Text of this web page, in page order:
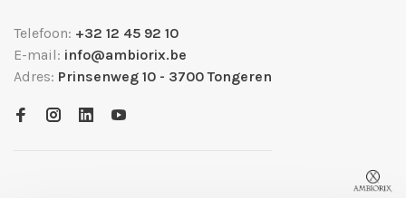
Telefoon: +32 12 45 92 10
E-mail: info@ambiorix.be
Adres: Prinsenweg 10 - 3700 Tongeren